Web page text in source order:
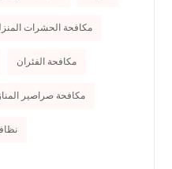
مكافحة الحشرات
مكافحة الفئران
مكافحة صراصير